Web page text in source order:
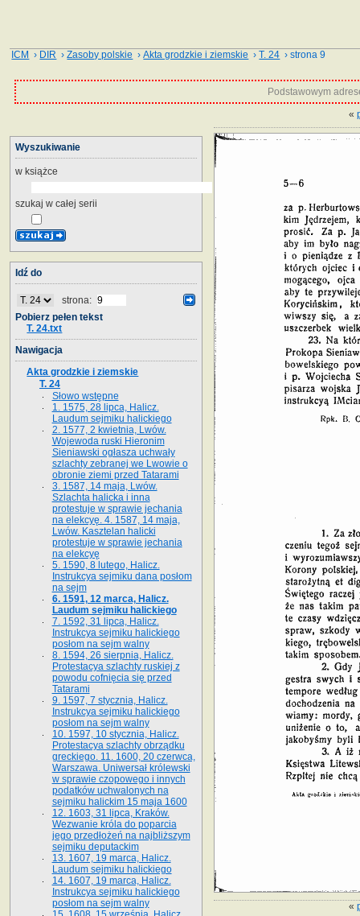
ICM › DIR ›Zasoby polskie ›Akta grodzkie i ziemskie ›T. 24 › strona 9
Podstawowym
«
«
Wyszukiwanie
w książce
szukaj w całej serii
Idź do
strona:
Pobierz pełen tekst
T. 24.txt
Nawigacja
Akta grodzkie i ziemskie
T. 24
Słowo wstępne
1. 1575, 28 lipca, Halicz.
Laudum sejmiku halickiego
2. 1577, 2 kwietnia, Lwów.
Wojewoda ruski Hieronim
Sieniawski ogłasza uchwały
szlachty zebranej we Lwowie o
obronie ziemi przed Tatarami
3. 1587, 14 maja, Lwów.
Szlachta halicka i inna
protestuje w sprawie jechania
na elekcyę. 4. 1587, 14 maja,
Lwów. Kasztelan halicki
protestuje w sprawie jechania
na elekcyę
5. 1590, 8 lutego, Halicz.
Instrukcya sejmiku dana posłom
na sejm
6. 1591, 12 marca, Halicz.
Laudum sejmiku halickiego
7. 1592, 31 lipca, Halicz.
Instrukcya sejmiku halickiego
posłom na sejm walny
8. 1594, 26 sierpnia, Halicz.
Protestacya szlachty ruskiej z
powodu cofnięcia się przed
Tatarami
9. 1597, 7 stycznia, Halicz.
Instrukcya sejmiku halickiego
posłom na sejm walny
10. 1597, 10 stycznia, Halicz.
Protestacya szlachty obrządku
greckiego. 11. 1600, 20 czerwca,
Warszawa. Uniwersał królewski
w sprawie czopowego i innych
podatków uchwalonych na
sejmiku halickim 15 maja 1600
12. 1603, 31 lipca, Kraków.
Wezwanie króla do poparcia
jego przedłożeń na najbliższym
sejmiku deputackim
13. 1607, 19 marca, Halicz.
Laudum sejmiku halickiego
14. 1607, 19 marca, Halicz.
Instrukcya sejmiku halickiego
posłom na sejm walny